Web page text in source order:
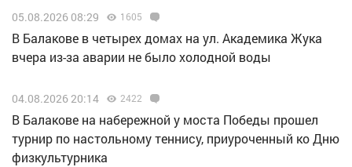
05.08.2026 08:29 1605
В Балакове в четырех домах на ул. Академика Жука
вчера из-за аварии не было холодной воды
04.08.2026 20:14 2422
В Балакове на набережной у моста Победы прошел
турнир по настольному теннису, приуроченный ко Дню
физкультурника